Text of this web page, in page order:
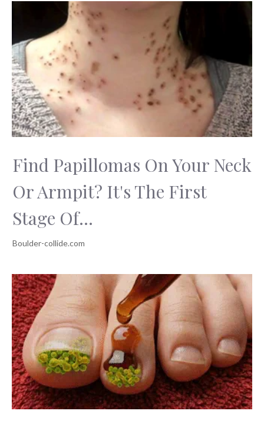
ukrývá tato
Praze – Historická
Find Papillomas On Your Neck
Or Armpit? It's The First
Stage Of...